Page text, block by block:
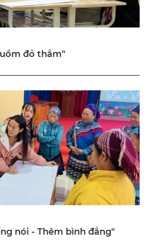
đỏ thắm"
nói - Thêm bình đẳng"